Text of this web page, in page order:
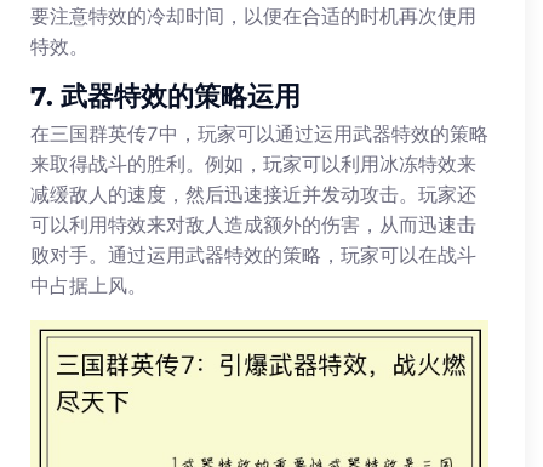
要注意特效的冷却时间，以便在合适的时机再次使用
特效。
7. 武器特效的策略运用
在三国群英传7中，玩家可以通过运用武器特效的策略
来取得战斗的胜利。例如，玩家可以利用冰冻特效来
减缓敌人的速度，然后迅速接近并发动攻击。玩家还
可以利用特效来对敌人造成额外的伤害，从而迅速击
败对手。通过运用武器特效的策略，玩家可以在战斗
中占据上风。